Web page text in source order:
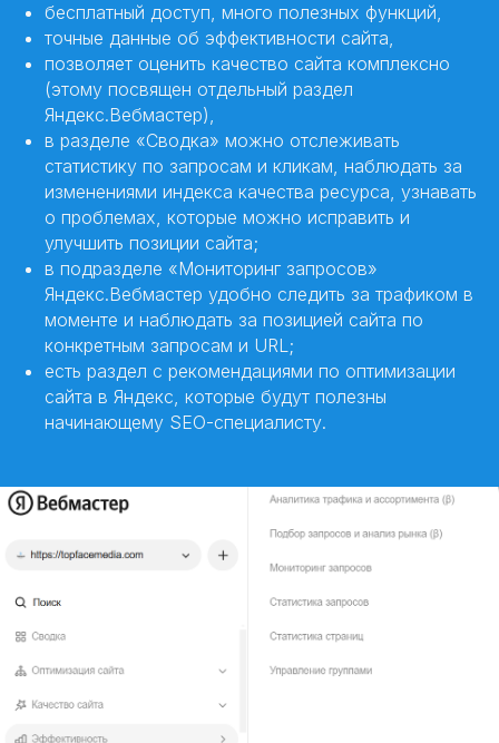
бесплатный доступ, много полезных функций,
точные данные об эффективности сайта,
позволяет оценить качество сайта комплексно
(этому посвящен отдельный раздел
Яндекс.Вебмастер),
в разделе «Сводка» можно отслеживать
статистику по запросам и кликам, наблюдать за
изменениями индекса качества ресурса, узнавать
о проблемах, которые можно исправить и
улучшить позиции сайта;
в подразделе «Мониторинг запросов»
Яндекс.Вебмастер удобно следить за трафиком в
моменте и наблюдать за позицией сайта по
конкретным запросам и URL;
есть раздел с рекомендациями по оптимизации
сайта в Яндекс, которые будут полезны
начинающему SEO-специалисту.